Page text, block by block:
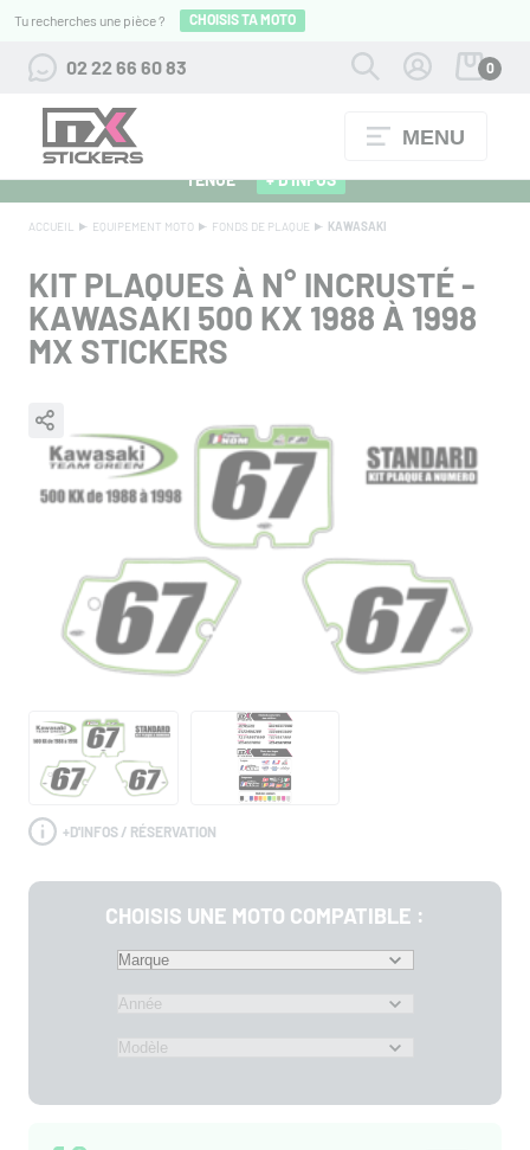
Tu recherches une pièce ? CHOISIS TA MOTO
02 22 66 60 83 0
MENU
ALPINESTARS 27 : FLOCAGE OFFERT POUR L'ACHAT D'UNE
TENUE
+ D'INFOS
ACCUEIL EQUIPEMENT MOTO FONDS DE PLAQUE KAWASAKI
KIT PLAQUES À N° INCRUSTÉ -
KAWASAKI 500 KX 1988 À 1998
MX STICKERS
+D'INFOS / RÉSERVATION
CHOISIS UNE MOTO COMPATIBLE :